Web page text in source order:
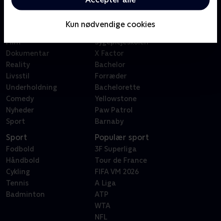
Kun nødvendige cookies
Kategorier
Film
Dokumentar
Reality
Livsstil
Underholdning
Comedy
Nyheder
Sport
Badehotellet
Sygeplejeskolen
X Factor
Bachelor
Forræder
Bachelorette
Yellowstone
Paw Patrol
Barnaby
Sport
Fodbold
Håndbold
Cykling
Tennis
Badminton
Populær sport
3F Superliga
Tour de France
FIFA VM 2026
A Liga
ATP
WTA
NFL